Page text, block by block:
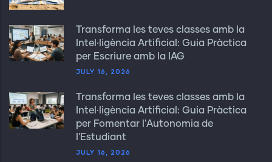
Transforma les teves classes amb la
Intel·ligència Artificial: Guia Pràctica
per Escriure amb la IAG
JULY 16, 2026
Transforma les teves classes amb la
Intel·ligència Artificial: Guia Pràctica
per Fomentar l'Autonomia de
l'Estudiant
JULY 16, 2026